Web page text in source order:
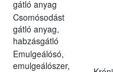
gátló anyag
Csomósodást
gátló anyag,
habzásgátló
Emulgeálósó,
emulgeálószer,